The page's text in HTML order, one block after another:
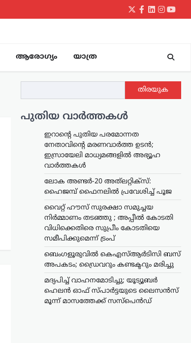
Twitter
Facebook
LinkedIn
ആരോഗ്യം യാത്ര
തിരയുക
പുതിയ വാർത്തകൾ
ഇറാന്റെ പുതിയ പരമോന്നത
നേതാവിന്റെ മരണവാർത്ത ഉടൻ;
ഇസ്രായേലി മാധ്യമങ്ങളിൽ അഭ്യൂഹ
വാർത്തകൾ
ലോക അണ്ടർ-20 അത്‌ലറ്റിക്സ്:
ഹൈജമ്പ് ഫൈനലിൽ പ്രവേശിച്ച് പൂജ
വൈറ്റ് ഹൗസ് സുരക്ഷാ സമുച്ചയ
നിർമ്മാണം തടഞ്ഞു ; അപ്പീൽ കോടതി
വിധിക്കെതിരെ സുപ്രീം കോടതിയെ
സമീപിക്കുമെന്ന് ട്രംപ്
ബെംഗളൂരുവിൽ കെഎസ്ആർടിസി ബസ്
അപകടം; ഡ്രൈവറും കണ്ടക്ടറും മരിച്ചു
മദ്യപിച്ച് വാഹനമോടിച്ചു; യൂട്യൂബർ
ഹെലൻ ഓഫ് സ്പാർട്ടയുടെ ലൈസൻസ്
മൂന്ന് മാസത്തേക്ക് സസ്‌പെൻഡ്